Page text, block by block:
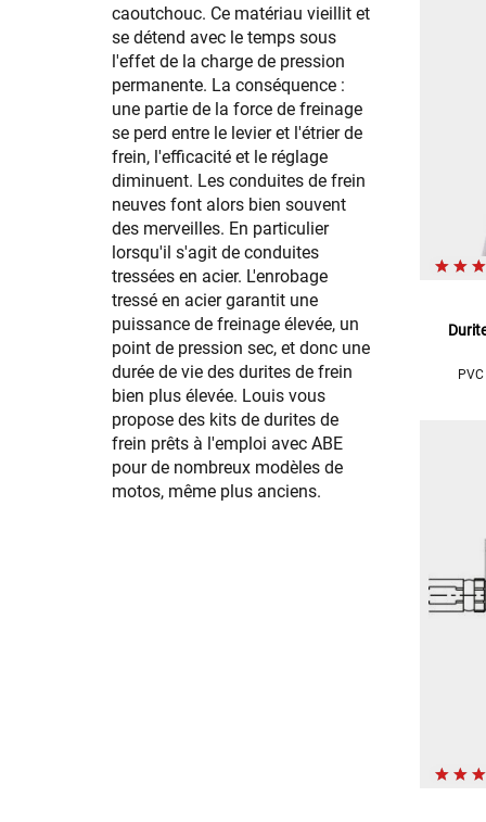
caoutchouc. Ce matériau vieillit et
se détend avec le temps sous
l'effet de la charge de pression
permanente. La conséquence :
une partie de la force de freinage
se perd entre le levier et l'étrier de
frein, l'efficacité et le réglage
diminuent. Les conduites de frein
neuves font alors bien souvent
des merveilles. En particulier
lorsqu'il s'agit de conduites
tressées en acier. L'enrobage
tressé en acier garantit une
puissance de freinage élevée, un
point de pression sec, et donc une
durée de vie des durites de frein
bien plus élevée. Louis vous
propose des kits de durites de
frein prêts à l'emploi avec ABE
pour de nombreux modèles de
motos, même plus anciens.